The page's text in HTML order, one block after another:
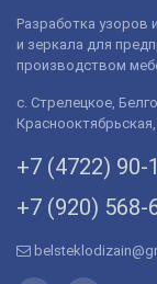
Разработка узоров
и зеркала для
производством
с. Стрелецкое,
+7 (4722) 90-­
+7 (920) 568­-